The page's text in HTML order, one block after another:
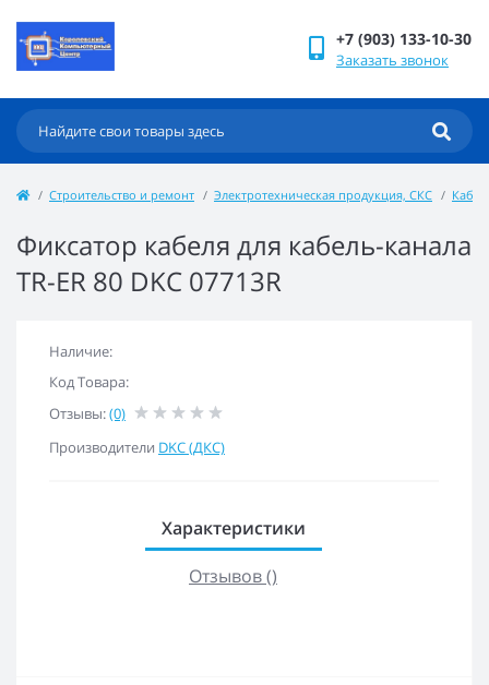
+7 (903) 133-10-30
Заказать звонок
Строительство и ремонт Электротехническая продукция, СКС
Фиксатор кабеля для кабель-канала
TR-ER 80 DKC 07713R
Наличие:
Код Товара:
Отзывы:(0)
Производители DKC (ДКС)
Характеристики
Отзывов ()